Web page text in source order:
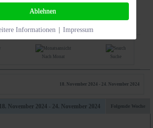
Nach Monat Suche
18. November 2024 - 24. November 2024
18. November 2024 - 24. November 2024 Folgende Woche
Ablehnen
Informationen | Impressum